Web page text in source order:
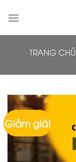
qua
TRANG CHỦ
Giảm giá!